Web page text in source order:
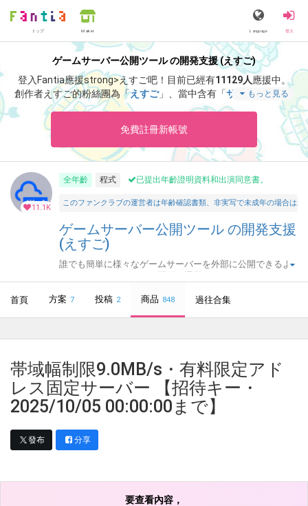
トップ Market Language 登入
ゲームサーバー公開ツール の開発支援 (えすご)
登入Fantia應援strong>えすご吧！ 目前已經有11129人 應援中。
創作者えすご的粉絲團為「えすご」、當中含有「サポート感謝！
アドレス固定化「なし」・月額プランの招待キーです。
」等非常
もっと見る
免費註冊新帳號
11.1K
全年齡 程式 已提出年齡證明資料和出演同意書。
このファンクラブの運営者は年齢確認書類、非実写で未成年の場合は
ゲームサーバー公開ツール の開発支援
(えすご)
誰でも簡単に様々なゲームサーバーを外部に公開できるよ
首頁 方案 7 投稿 2 商品 848 過往合集
帯域幅制限9.0MB/s・有料限定アド
レス固定サーバー 【招待キー・
2025/10/05 00:00:00まで】
發布 分享
要查看內容，